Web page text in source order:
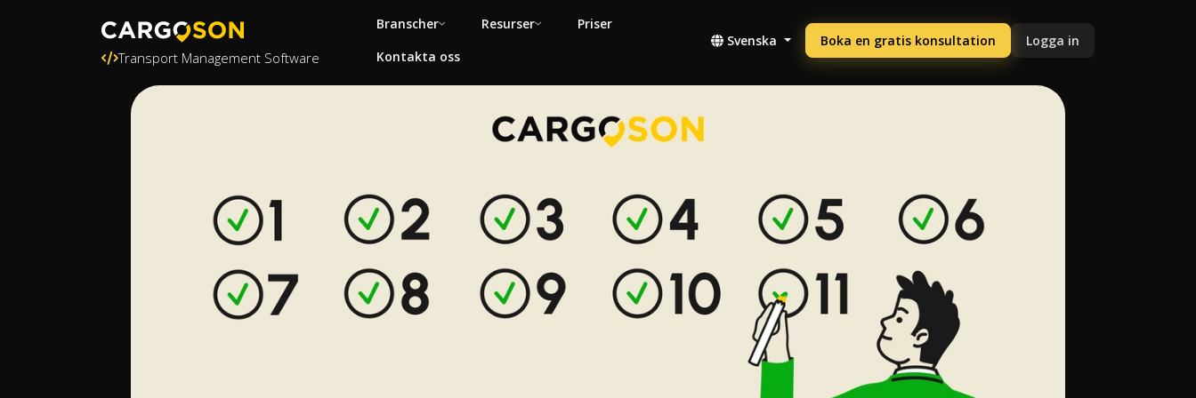
Transport Management Software
Branscher Resurser
Priser
Kontakta oss
Svenska Boka en gratis konsultation Logga in